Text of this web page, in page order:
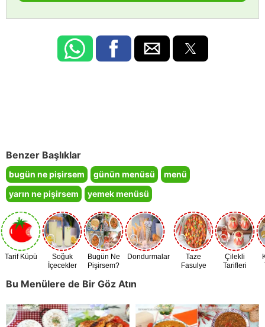
Benzer Başlıklar
bugün ne pişirsem günün menüsü
menü
yarın ne pişirsem
yemek menüsü
Tarif Küpü
Soğuk
İçecekler
Bugün Ne
Pişirsem?
Dondurmalar
Taze
Fasulye
Çilekli
Tarifleri
Bu Menülere de Bir Göz Atın